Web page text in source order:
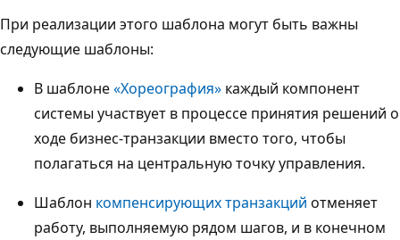
При реализации этого шаблона могут быть важны
следующие шаблоны:
В шаблоне«Хореография» каждый компонент
системы участвует в процессе принятия решений о
ходе бизнес-транзакции вместо того, чтобы
полагаться на центральную точку управления.
Шаблон компенсирующих транзакций отменяет
работу, выполняемую рядом шагов, и в конечном